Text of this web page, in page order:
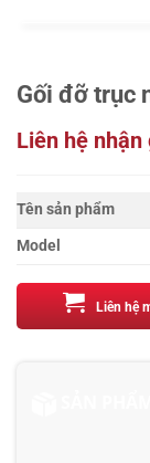
Gối đỡ trục
Liên hệ nhận
Tên sản phẩm
Model
Liên hệ